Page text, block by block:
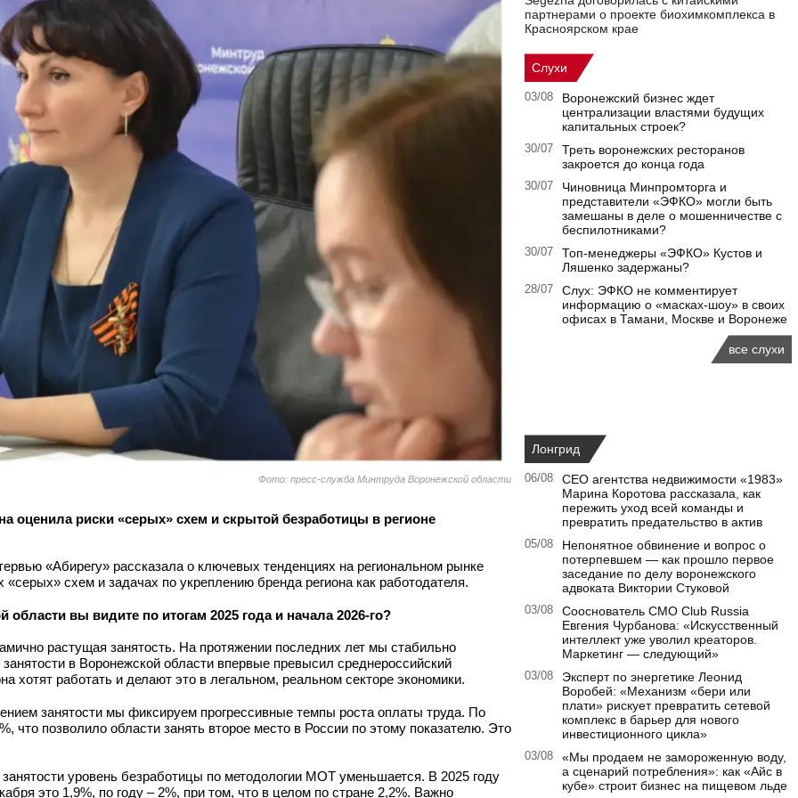
Фото: пресс-служба Минтруда Воронежской области
риски «серых» схем и скрытой безработицы в регионе
«Абирегу» рассказала о ключевых тенденциях на региональном рынке
схем и задачах по укреплению бренда региона как работодателя.
вы видите по итогам 2025 года и начала 2026‑го?
растущая занятость. На протяжении последних лет мы стабильно
в Воронежской области впервые превысил среднероссийский
хотят работать и делают это в легальном, реальном секторе экономики.
занятости мы фиксируем прогрессивные темпы роста оплаты труда. По
что позволило области занять второе место в России по этому показателю. Это
уровень безработицы по методологии МОТ уменьшается. В 2025 году
это 1,9%, по году – 2%, при том, что в целом по стране 2,2%. Важно
партнерами о проекте биохимкомплекса в
Красноярском крае
Слухи
03/08
Воронежский бизнес ждет
централизации властями будущих
капитальных строек?
30/07
Треть воронежских ресторанов
закроется до конца года
30/07
Чиновница Минпромторга и
представители «ЭФКО» могли быть
замешаны в деле о мошенничестве с
беспилотниками?
30/07
Топ-менеджеры «ЭФКО» Кустов и
Ляшенко задержаны?
28/07
Слух: ЭФКО не комментирует
информацию о «масках-шоу» в своих
офисах в Тамани, Москве и Воронеже
все слухи
Лонгрид
06/08
CEO агентства недвижимости «1983»
Марина Коротова рассказала, как
пережить уход всей команды и
превратить предательство в актив
05/08
Непонятное обвинение и вопрос о
потерпевшем — как прошло первое
заседание по делу воронежского
адвоката Виктории Стуковой
03/08
Сооснователь CMO Club Russia
Евгения Чурбанова: «Искусственный
интеллект уже уволил креаторов.
Маркетинг — следующий»
03/08
Эксперт по энергетике Леонид
Воробей: «Механизм «бери или
плати» рискует превратить сетевой
комплекс в барьер для нового
инвестиционного цикла»
03/08
«Мы продаем не замороженную воду,
а сценарий потребления»: как «Айс в
кубе» строит бизнес на пищевом льде